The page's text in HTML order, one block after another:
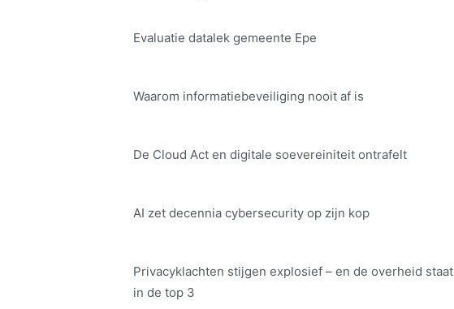
Evaluatie datalek gemeente Epe
Waarom informatiebeveiliging nooit af is
De Cloud Act en digitale soe­ve­rei­ni­teit ontrafelt
AI zet decennia cybersecurity op zijn kop
Privacyklachten stijgen explosief – en de overheid staat
in de top 3